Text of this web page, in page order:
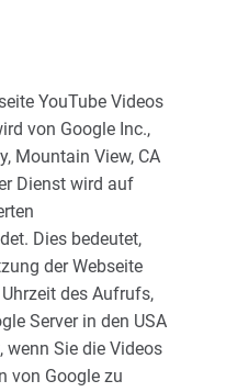
YouTube Videos
von Google Inc.,
Mountain View, CA
Dienst wird auf
Dies bedeutet,
der Webseite
des Aufrufs,
Server in den USA
Sie die Videos
von Google zu